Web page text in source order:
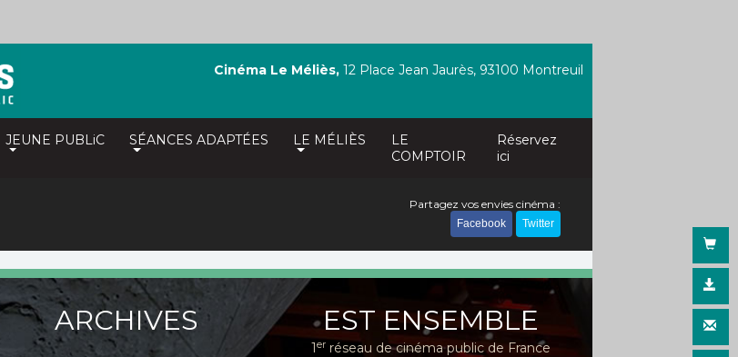
JEUNE PUBLiC SÉANCES ADAPTÉES LE MÉLIÈS
LE
COMPTOIR
Réservez
ici
Cinéma Le Méliès, 12 Place Jean Jaurès, 93100 Montreuil
Partagez vos envies cinéma :
Facebook Twitter
ARCHIVES EST ENSEMBLE
1er réseau de cinéma public de France